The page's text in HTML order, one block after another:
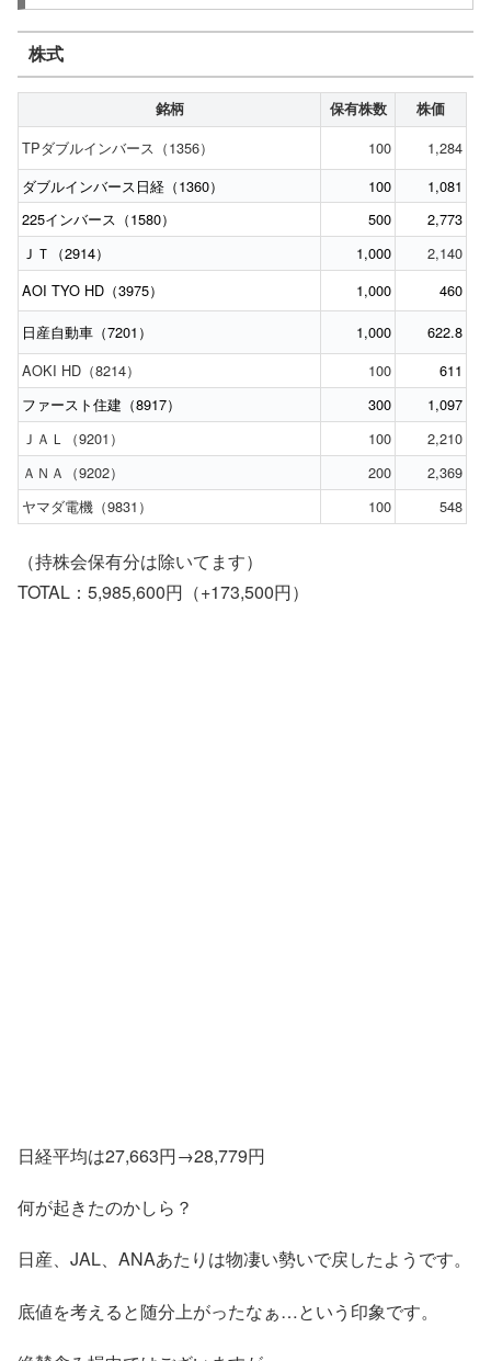
株式
銘柄 保有株数 株価
TPダブルインバース（1356） 100
1,284
ダブルインバース日経（1360）
100
1,081
225インバース（1580）
500
2,773
ＪＴ（2914）
1,000
2,140
AOI TYO HD（3975）
1,000
460
日産自動車（7201）
1,000
622.8
AOKI HD（8214）
100
611
ファースト住建（8917）
300
1,097
ＪＡＬ（9201）
100
2,210
ＡＮＡ（9202）
200
2,369
ヤマダ電機（9831）
100 548
（持株会保有分は除いてます）
TOTAL：5,985,600円（+173,500円）
日経平均は27,663円→28,779円
何が起きたのかしら？
日産、JAL、ANAあたりは物凄い勢いで戻したようです。
底値を考えると随分上がったなぁ…という印象です。